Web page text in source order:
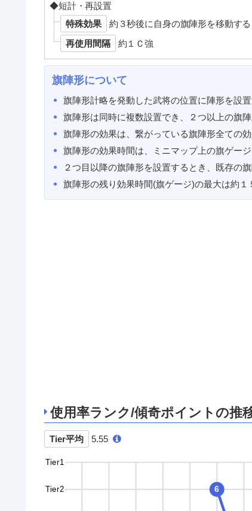
◆短計・再設置
特殊効果
約３秒後に自身の旗陣形を移動する
再使用間隔
約１Ｃ強
旗陣形について
旗陣形計略を発動した武将の位置に陣形を設
旗陣形は同時に複数設置でき、２つ以上の旗
旗陣形の効果は、繋がっている旗陣形全ての
旗陣形の効果時間は、ミニマップ上の旗ゲー
２つ目以降の旗陣形を設置するとき、既存の
旗陣形の残り効果時間(旗ゲージ)の最大は約
使用率ランク/傾奇ポイントの推
Tier平均 5.55
Tier1
Tier2 6